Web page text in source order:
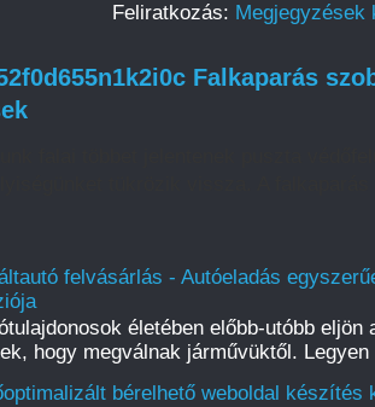
Feliratkozás: Megjegyzések
Falkaparás
felvásárlás - Autóeladás
életében előbb-utóbb eljön
hogy megválnak járművüktől.
bérelhető weboldal